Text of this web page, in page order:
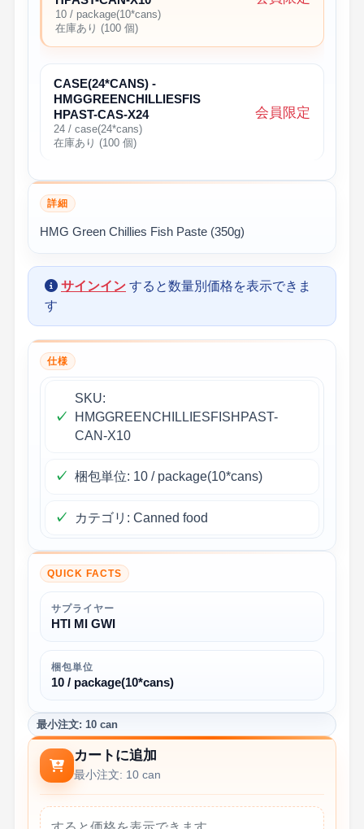
10 / package(10*cans)
在庫あり (100 個)
CASE(24*CANS) -
HMGGREENCHILLIESFIS
HPAST-CAS-X24
24 / case(24*cans)
在庫あり (100 個)
会員限定
詳細
HMG Green Chillies Fish Paste (350g)
サインイン すると数量別価格を表示できま
す
仕様
SKU:
HMGGREENCHILLIESFISHPAST-
CAN-X10
梱包単位: 10 / package(10*cans)
カテゴリ: Canned food
QUICK FACTS
サプライヤー
HTI MI GWI
梱包単位
10 / package(10*cans)
最小注文: 10 can
カートに追加
最小注文: 10 can